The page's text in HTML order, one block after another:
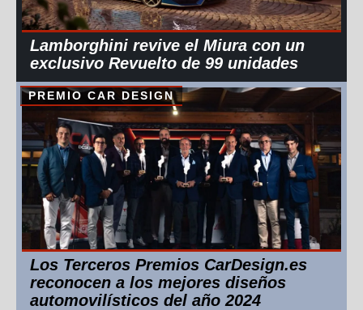
Lamborghini revive el Miura con un
exclusivo Revuelto de 99 unidades
PREMIO CAR DESIGN
Los Terceros Premios CarDesign.es
reconocen a los mejores diseños
automovilísticos del año 2024